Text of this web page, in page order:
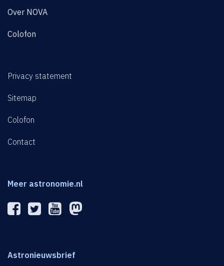
Over NOVA
Colofon
Privacy statement
Sitemap
Colofon
Contact
Meer astronomie.nl
Astronieuwsbrief